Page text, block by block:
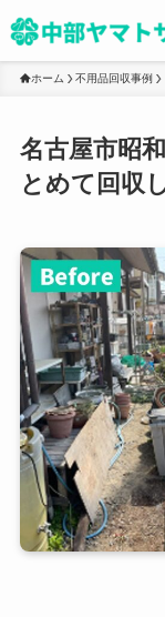
ホーム 不用品回収事例
名古屋市昭
とめて回収